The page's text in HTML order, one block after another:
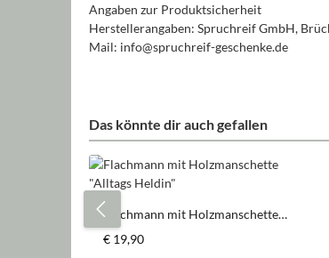
Angaben zur Produktsicherheit
Herstellerangaben: Spruchreif GmbH,
Mail: info@spruchreif-geschenke.de
Das könnte dir auch gefallen
Produktgalerie überspringen
Flachmann mit Holzmanschette
"Alltags Heldin"
Regulärer Preis:
€ 19,90